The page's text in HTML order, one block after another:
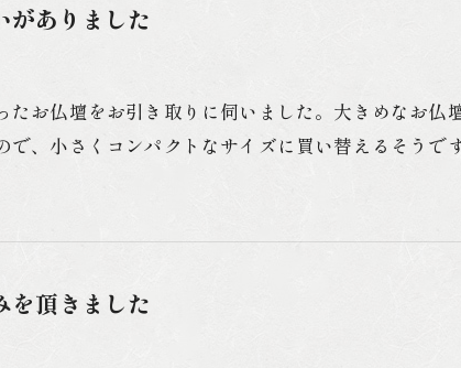
がありました
たお仏壇をお引き取りに伺いました。大きめなお仏
で、小さくコンパクトなサイズに買い替えるそうで
を頂きました